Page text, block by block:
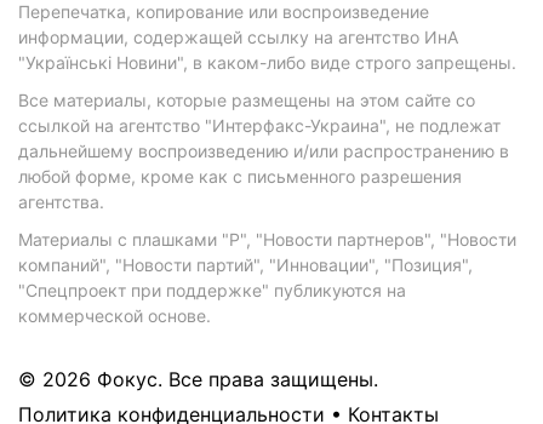
Перепечатка, копирование или воспроизведение
информации, содержащей ссылку на агентство ИнА
"Українські Новини", в каком-либо виде строго запрещены.
Все материалы, которые размещены на этом сайте со
ссылкой на агентство "Интерфакс-Украина", не подлежат
дальнейшему воспроизведению и/или распространению в
любой форме, кроме как с письменного разрешения
агентства.
Материалы с плашками "Р", "Новости партнеров", "Новости
компаний", "Новости партий", "Инновации", "Позиция",
"Спецпроект при поддержке" публикуются на
коммерческой основе.
© 2026 Фокус. Все права защищены.
Политика конфиденциальности • Контакты